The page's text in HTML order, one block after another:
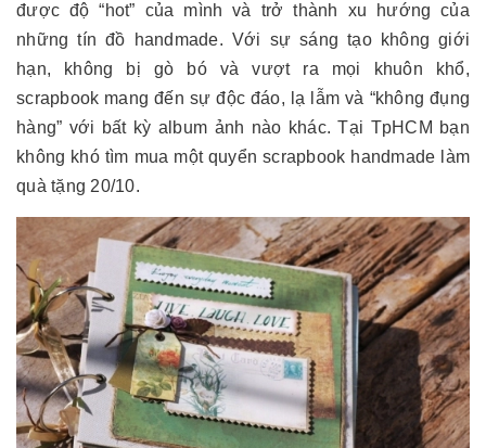
được độ “hot” của mình và trở thành xu hướng của
những tín đồ handmade. Với sự sáng tạo không giới
hạn, không bị gò bó và vượt ra mọi khuôn khổ,
scrapbook mang đến sự độc đáo, lạ lẫm và “không đụng
hàng” với bất kỳ album ảnh nào khác. Tại TpHCM bạn
không khó tìm mua một quyển scrapbook handmade làm
quà tặng 20/10.